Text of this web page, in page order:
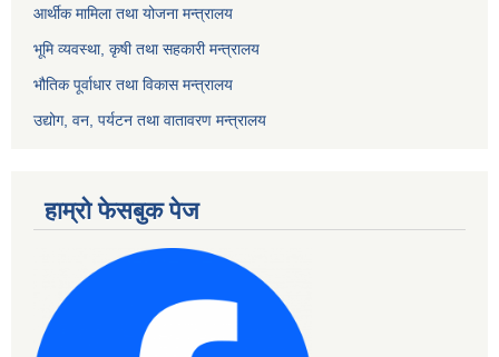
आर्थीक मामिला तथा योजना मन्त्रालय
भूमि व्यवस्था, कृषी तथा सहकारी मन्त्रालय
भौतिक पूर्वाधार तथा विकास मन्त्रालय
उद्योग, वन, पर्यटन तथा वातावरण मन्त्रालय
हाम्रो फेसबुक पेज